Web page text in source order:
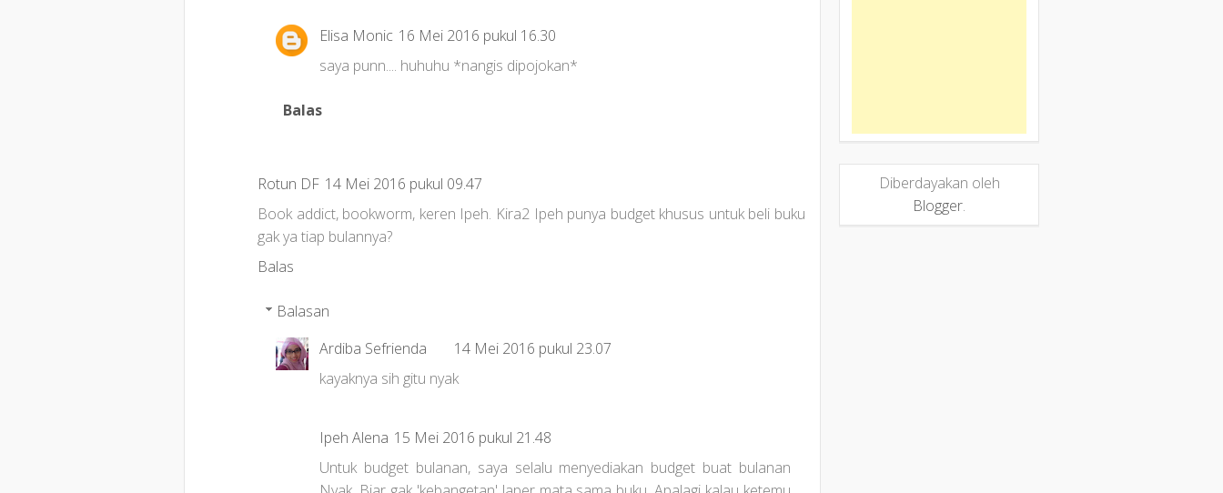
Elisa Monic 16 Mei 2016 pukul 16.30
saya punn.... huhuhu *nangis dipojokan*
Balas
Rotun DF 14 Mei 2016 pukul 09.47
Book addict, bookworm, keren Ipeh. Kira2 Ipeh punya budget khusus untuk beli buku
gak ya tiap bulannya?
Balas
Balasan
Ardiba Sefrienda
14 Mei 2016 pukul 23.07
kayaknya sih gitu nyak
Ipeh Alena 15 Mei 2016 pukul 21.48
Untuk budget bulanan, saya selalu menyediakan budget buat bulanan
Diberdayakan oleh
Blogger.